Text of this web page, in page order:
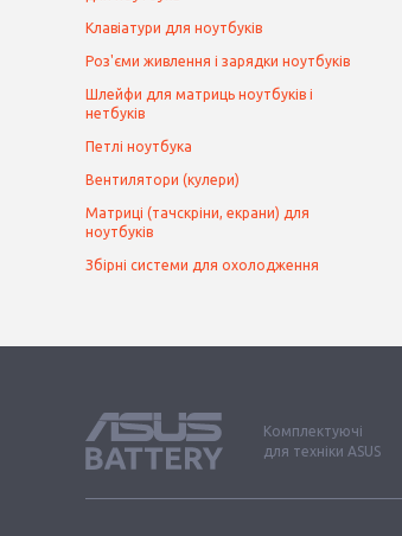
Клавіатури для ноутбуків
Роз'єми живлення і зарядки ноутбуків
Шлейфи для матриць ноутбуків і
нетбуків
Петлі ноутбука
Вентилятори (кулери)
Матриці (тачскріни, екрани) для
ноутбуків
Збірні системи для охолодження
Комплектуючі
для техніки ASUS